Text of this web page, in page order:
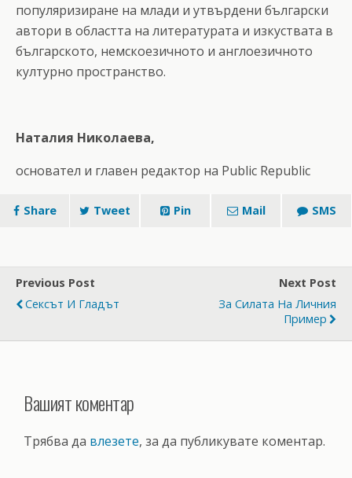
популяризиране на млади и утвърдени български
автори в областта на литературата и изкуствата в
българското, немскоезичното и англоезичното
културно пространство.
Наталия Николаева,
основател и главен редактор на Public Republic
Share Tweet Pin Mail SMS
Previous Post
Сексът И Гладът
Next Post
За Силата На Личния
Пример
Вашият коментар
Трябва да влезете, за да публикувате коментар.